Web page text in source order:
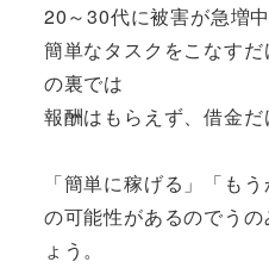
20～30代に被害が急増中
簡単なタスクをこなす
の裏では
報酬はもらえず、借金
「簡単に稼げる」「も
の可能性があるのでう
ょう。